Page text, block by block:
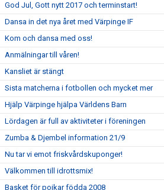
God Jul, Gott nytt 2017 och terminstart!
Dansa in det nya året med Värpinge IF
Kom och dansa med oss!
Anmälningar till våren!
Kansliet är stängt
Sista matcherna i fotbollen och mycket mer
Hjälp Värpinge hjälpa Världens Barn
Lördagen är full av aktiviteter i föreningen
Zumba & Djembel information 21/9
Nu tar vi emot friskvårdskuponger!
Välkommen till idrottsmix!
Basket för pojkar födda 2008